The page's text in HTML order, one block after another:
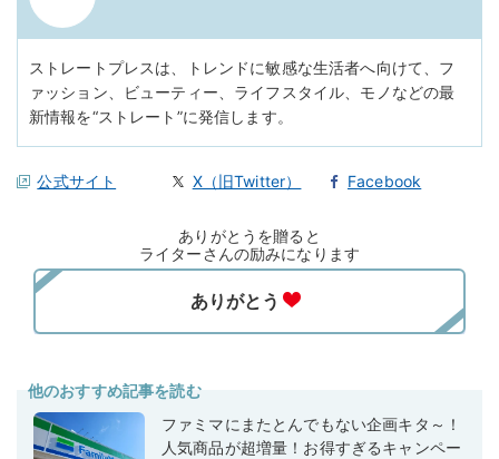
ストレートプレスは、トレンドに敏感な生活者へ向けて、フ
ァッション、ビューティー、ライフスタイル、モノなどの最
新情報を“ストレート”に発信します。
公式サイト X（旧Twitter） Facebook
ありがとうを贈ると
ライターさんの励みになります
他のおすすめ記事を読む
ファミマにまたとんでもない企画キタ～！
人気商品が超増量！お得すぎるキャンペー